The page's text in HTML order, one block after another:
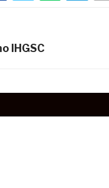
IHGSC